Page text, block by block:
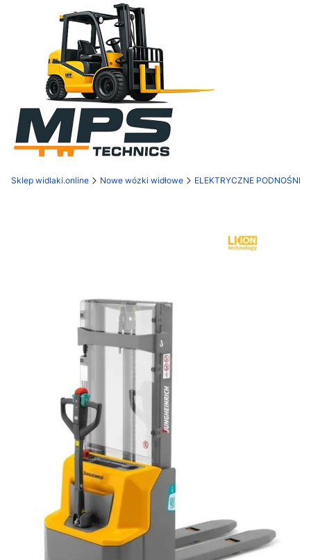
Sklep widlaki.online Nowe wózki widłowe ELEKTRYCZNE